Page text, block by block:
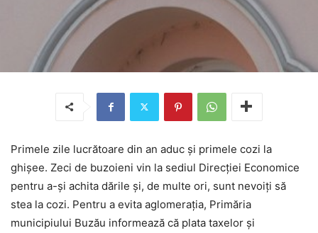
Primele zile lucrătoare din an aduc și primele cozi la
ghișee. Zeci de buzoieni vin la sediul Direcției Economice
pentru a-și achita dările și, de multe ori, sunt nevoiți să
stea la cozi. Pentru a evita aglomerația, Primăria
municipiului Buzău informează că plata taxelor și